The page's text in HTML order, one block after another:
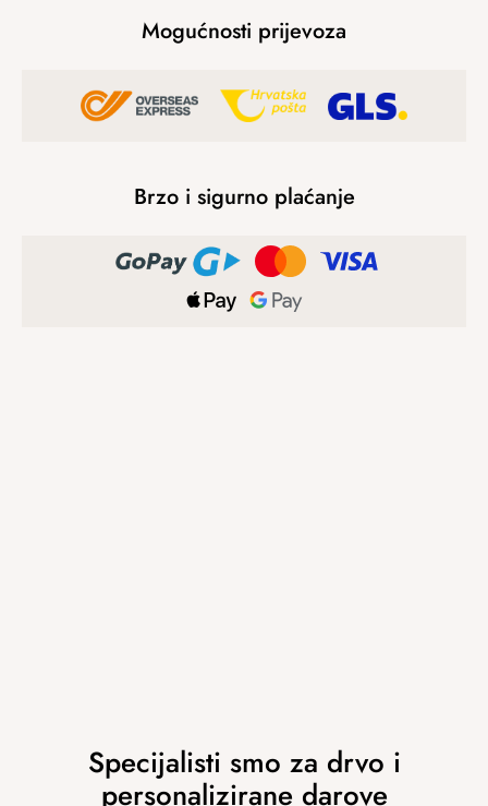
Mogućnosti prijevoza
Brzo i sigurno plaćanje